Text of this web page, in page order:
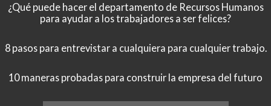
¿Qué puede hacer el departamento de Recursos Humanos
para ayudar a los trabajadores a ser felices?
8 pasos para entrevistar a cualquiera para cualquier trabajo.
10 maneras probadas para construir la empresa del futuro